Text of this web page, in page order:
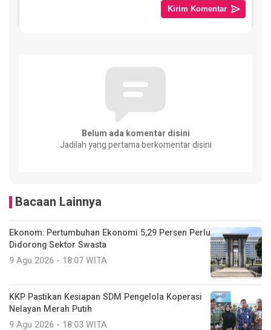
Belum ada komentar disini
Jadilah yang pertama berkomentar disini
Bacaan Lainnya
Ekonom: Pertumbuhan Ekonomi 5,29 Persen Perlu
Didorong Sektor Swasta
9 Agu 2026 - 18:07 WITA
KKP Pastikan Kesiapan SDM Pengelola Koperasi
Nelayan Merah Putih
9 Agu 2026 - 18:03 WITA